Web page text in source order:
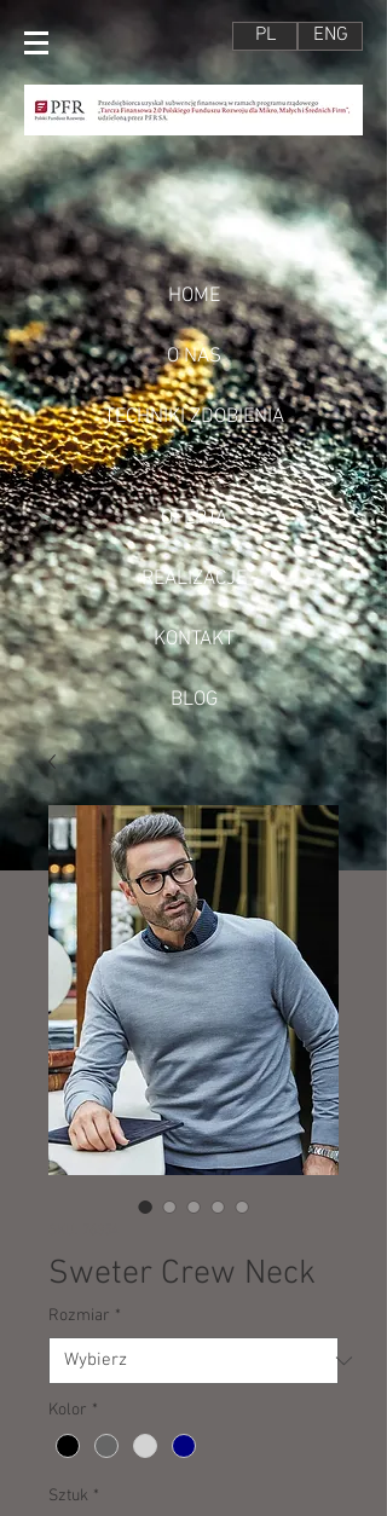
PL ENG
HOME
O NAS
TECHNIKI ZDOBIENIA
OFERTA
REALIZACJE
KONTAKT
BLOG
Sweter Crew Neck
Rozmiar *
Kolor *
Sztuk *